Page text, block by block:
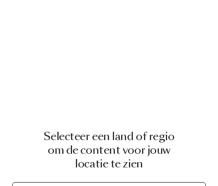
Selecteer een land of regio
om de content voor jouw
locatie te zien